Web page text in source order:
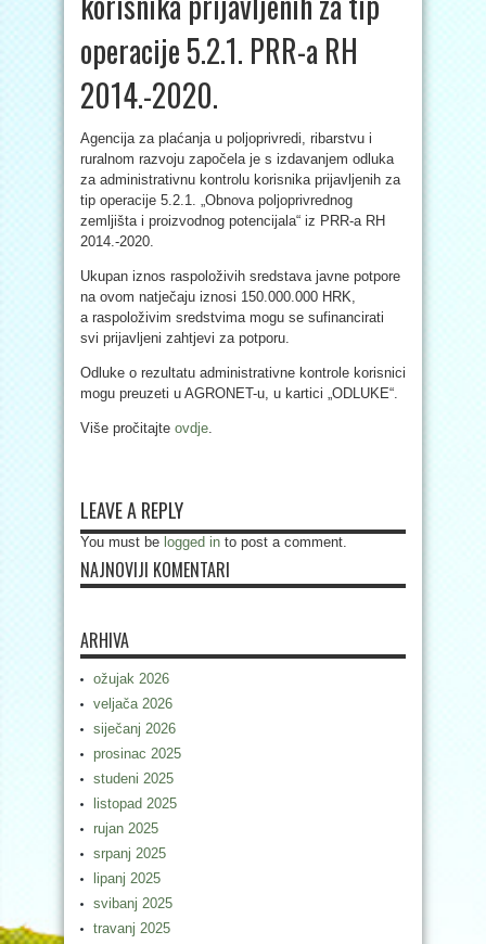
operacije 5.2.1. PRR-a RH
2014.-2020.
Agencija za plaćanja u poljoprivredi, ribarstvu i
ruralnom razvoju započela je s izdavanjem odluka
za administrativnu kontrolu korisnika prijavljenih za
tip operacije 5.2.1. „Obnova poljoprivrednog
zemljišta i proizvodnog potencijala“ iz PRR-a RH
2014.-2020.
Ukupan iznos raspoloživih sredstava javne potpore
na ovom natječaju iznosi 150.000.000 HRK,
a raspoloživim sredstvima mogu se sufinancirati
svi prijavljeni zahtjevi za potporu.
Odluke o rezultatu administrativne kontrole korisnici
mogu preuzeti u AGRONET-u, u kartici „ODLUKE“.
Više pročitajte ovdje.
LEAVE A REPLY
You must be logged in to post a comment.
NAJNOVIJI KOMENTARI
ARHIVA
ožujak 2026
veljača 2026
siječanj 2026
prosinac 2025
studeni 2025
listopad 2025
rujan 2025
srpanj 2025
lipanj 2025
svibanj 2025
travanj 2025